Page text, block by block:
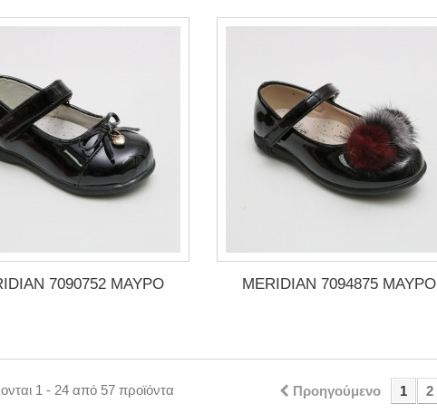
7090752 ΜΑΥΡΟ MERIDIAN 7094875 ΜΑΥΡΟ
Προηγούμενο 1 2
1 - 24 από 57 προϊόντα